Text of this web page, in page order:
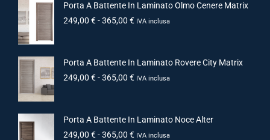
Porta A Battente In Laminato Olmo Cenere Matrix
249,00 €-365,00 € IVA inclusa
Porta A Battente In Laminato Rovere City Matrix
249,00 €-365,00 € IVA inclusa
Porta A Battente In Laminato Noce Alter
249,00 €-365,00 € IVA inclusa